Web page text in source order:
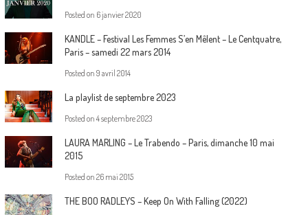
Posted on 6 janvier 2020
KANDLE – Festival Les Femmes S’en Mêlent – Le Centquatre,
Paris – samedi 22 mars 2014
Posted on 9 avril 2014
La playlist de septembre 2023
Posted on 4 septembre 2023
LAURA MARLING – Le Trabendo – Paris, dimanche 10 mai
2015
Posted on 26 mai 2015
THE BOO RADLEYS – Keep On With Falling (2022)